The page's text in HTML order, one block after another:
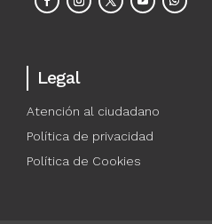
Legal
Atención al ciudadano
Política de privacidad
Política de Cookies